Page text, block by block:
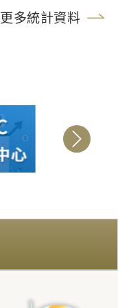
更多統計資料